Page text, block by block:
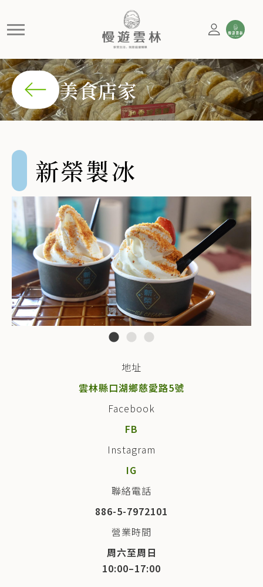
新榮製冰廠以獨特的烏魚子霜淇淋結合在地漁業風味，帶
美食店家
新榮製冰
地址
雲林縣口湖鄉慈愛路5號
Facebook
FB
Instagram
IG
聯絡電話
886-5-7972101
營業時間
周六至周日
10:00–17:00